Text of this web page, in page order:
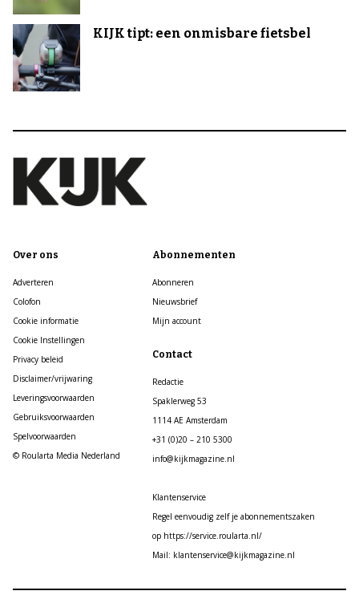
KIJK tipt: een onmisbare fietsbel
Over ons
Adverteren
Colofon
Cookie informatie
Cookie Instellingen
Privacy beleid
Disclaimer/vrijwaring
Leveringsvoorwaarden
Gebruiksvoorwaarden
Spelvoorwaarden
© Roularta Media Nederland
Abonnementen
Abonneren
Nieuwsbrief
Mijn account
Contact
Redactie
Spaklerweg 53
1114 AE Amsterdam
+31 (0)20 – 210 5300
info@kijkmagazine.nl
Klantenservice
Regel eenvoudig zelf je abonnementszaken
op https://service.roularta.nl/
Mail: klantenservice@kijkmagazine.nl